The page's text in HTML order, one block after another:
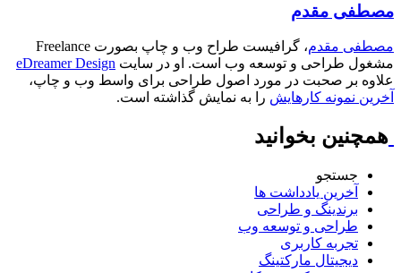
مصطفی مقدم
مصطفی مقدم
، گرافیست طراح وب و چاپ بصورت Freelance
مشغول طراحی و توسعه وب است. او در سایت eDreamer Design
علاوه بر صحبت در مورد اصول طراحی برای واسط وب و چاپ،
آخرین نمونه کارهایش را به نمایش گذاشته است.
همچنین بخوانید
جستجو
آخرین یادداشت ها
برندینگ و طراحی
طراحی و توسعه وب
تجربه کاربری
دیجیتال مارکتینگ